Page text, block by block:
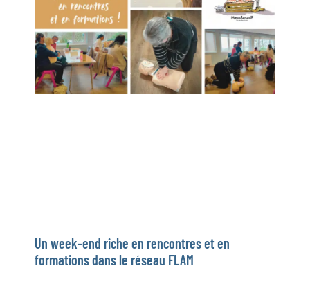
Un week-end riche en rencontres et en
formations dans le réseau FLAM